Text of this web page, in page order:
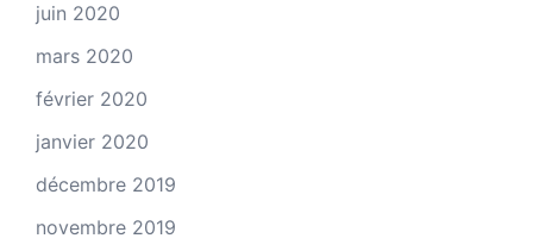
juin 2020
mars 2020
février 2020
janvier 2020
décembre 2019
novembre 2019